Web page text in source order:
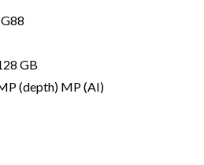
GB
(depth) MP (AI)